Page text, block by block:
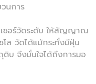
นการ
อร์วัดระดับ ให้สัญญาณ
ล วัดได้แม้กระทั่งมีฝุ่น
ดิบ จึงมั่นใจได้ถึงการมอ